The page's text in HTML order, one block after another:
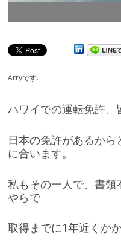
Arryです.
ハワイでの運転免許、
日本の免許があるか
に合います。
私もその一人で、書類
やらで
取得までに1年近くかか